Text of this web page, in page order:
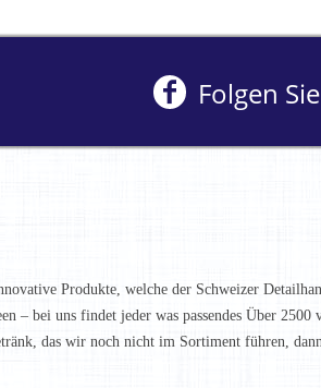
Folgen
Produkte, welche der Schweizer
– bei uns findet jeder was passendes Über 2500
das wir noch nicht im Sortiment führen,